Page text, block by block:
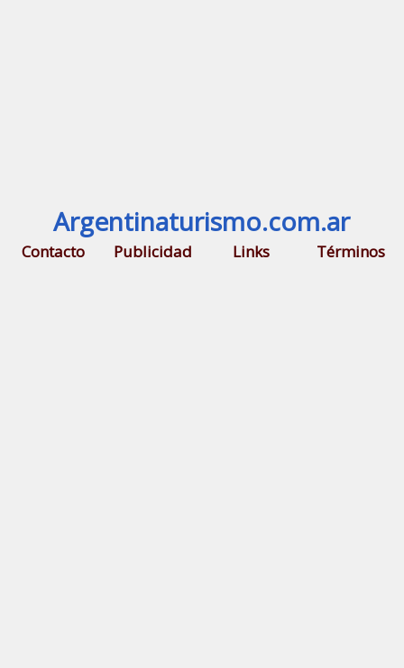
Argentinaturismo.com.ar
Contacto Publicidad Links Términos